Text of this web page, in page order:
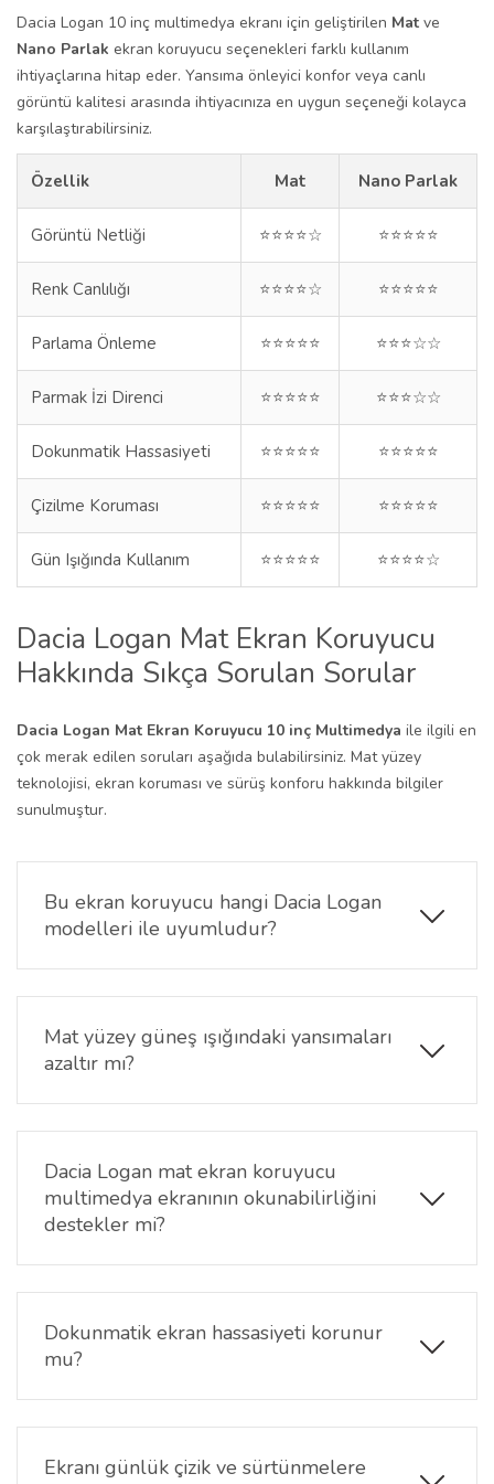
Dacia Logan 10 inç multimedya ekranı için geliştirilen Mat ve
Nano Parlak ekran koruyucu seçenekleri farklı kullanım
ihtiyaçlarına hitap eder. Yansıma önleyici konfor veya canlı
görüntü kalitesi arasında ihtiyacınıza en uygun seçeneği kolayca
karşılaştırabilirsiniz.
Özellik Mat Nano Parlak
Görüntü Netliği ⭐⭐⭐⭐☆ ⭐⭐⭐⭐⭐
Renk Canlılığı ⭐⭐⭐⭐☆ ⭐⭐⭐⭐⭐
Parlama Önleme ⭐⭐⭐⭐⭐ ⭐⭐⭐☆☆
Parmak İzi Direnci ⭐⭐⭐⭐⭐ ⭐⭐⭐☆☆
Dokunmatik Hassasiyeti ⭐⭐⭐⭐⭐ ⭐⭐⭐⭐⭐
Çizilme Koruması ⭐⭐⭐⭐⭐ ⭐⭐⭐⭐⭐
Gün Işığında Kullanım ⭐⭐⭐⭐⭐ ⭐⭐⭐⭐☆
Dacia Logan Mat Ekran Koruyucu
Hakkında Sıkça Sorulan Sorular
Dacia Logan Mat Ekran Koruyucu 10 inç Multimedya ile ilgili en
çok merak edilen soruları aşağıda bulabilirsiniz. Mat yüzey
teknolojisi, ekran koruması ve sürüş konforu hakkında bilgiler
sunulmuştur.
Bu ekran koruyucu hangi Dacia Logan
modelleri ile uyumludur?
Ürün, 10 inç multimedya ekranına sahip Dacia
Logan Expression ve Journey donanım paketleri ile
uyumludur.
Mat yüzey güneş ışığındaki yansımaları
azaltır mı?
Evet. Mat yüzeyi, güneş ışığı ve güçlü ortam
aydınlatmalarından kaynaklanan ekran
yansımalarının azalmasına yardımcı olur.
Dacia Logan mat ekran koruyucu
multimedya ekranının okunabilirliğini
destekler mi?
Evet. Mat yüzey teknolojisi sayesinde navigasyon,
medya menüleri ve araç ayarlarının farklı ışık
koşullarında daha rahat görüntülenmesine katkı
sağlar.
Dokunmatik ekran hassasiyeti korunur
mu?
Evet. Dokunmatik hassasiyetini koruyan yapısı
sayesinde medya kontrolleri, telefon bağlantıları ve
araç menüleri akıcı şekilde kullanılabilir.
Ekranı günlük çizik ve sürtünmelere